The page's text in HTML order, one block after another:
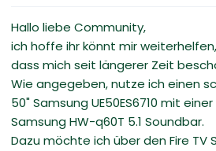
m
Hallo liebe Community,
ich hoffe ihr könnt mir
dass mich seit längerer Zeit
Wie angegeben, nutze ich einen
50" Samsung UE50ES6710 mit
Samsung HW-q60T 5.1 Soundbar.
Dazu möchte ich über den Fire TV